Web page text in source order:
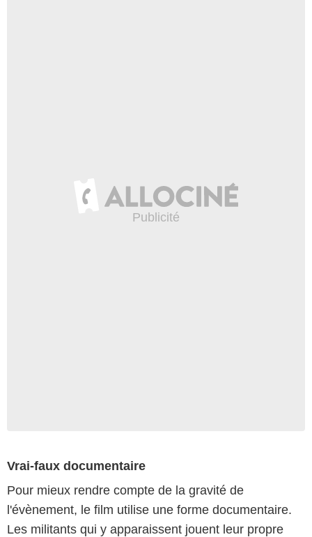
Vrai-faux documentaire
Pour mieux rendre compte de la gravité de
l'évènement, le film utilise une forme documentaire.
Les militants qui y apparaissent jouent leur propre